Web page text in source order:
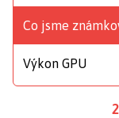
Co jsme
Výkon GPU